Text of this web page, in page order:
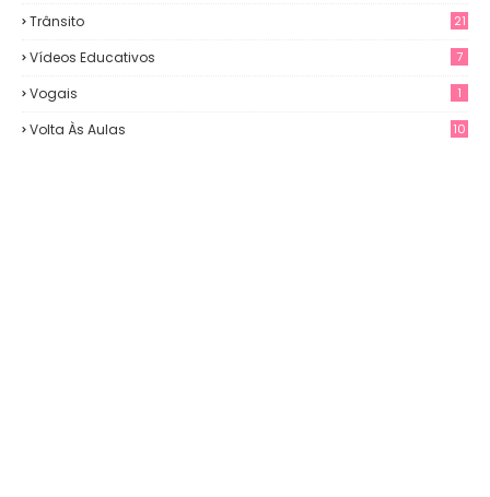
Trânsito 21
Vídeos Educativos 7
Vogais 1
Volta Às Aulas
10